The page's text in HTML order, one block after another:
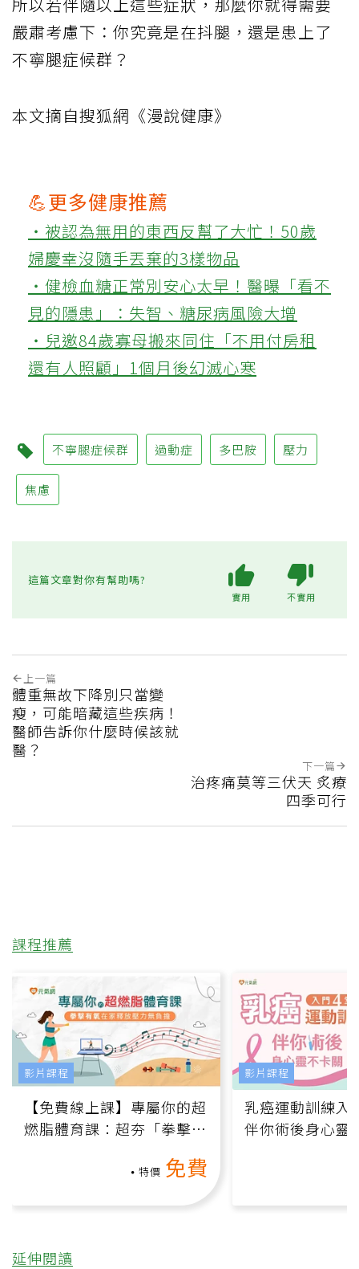
嚴肅考慮下：你究竟是在抖腿，還是患上了
不寧腿症候群？
本文摘自搜狐網《漫說健康》
💪更多健康推薦
‧被認為無用的東西反幫了大忙！50歲
婦慶幸沒隨手丟棄的3樣物品
‧健檢血糖正常別安心太早！醫曝「看不
見的隱患」：失智、糖尿病風險大增
‧兒邀84歲寡母搬來同住「不用付房租
還有人照顧」1個月後幻滅心寒
不寧腿症候群 過動症 多巴胺 壓力
焦慮
這篇文章對你有幫助嗎?
實用 不實用
上一篇
體重無故下降別只當變
瘦，可能暗藏這些疾病！
醫師告訴你什麼時候該就
醫？
下一篇
治疼痛莫等三伏天 炙療
四季可行
課程推薦
【免費線上課】專屬你的超
燃脂體育課：超夯「拳擊有
特價 免費
影片課程
乳癌運動訓練入
伴你術後身心靈
影片課程
延伸閱讀